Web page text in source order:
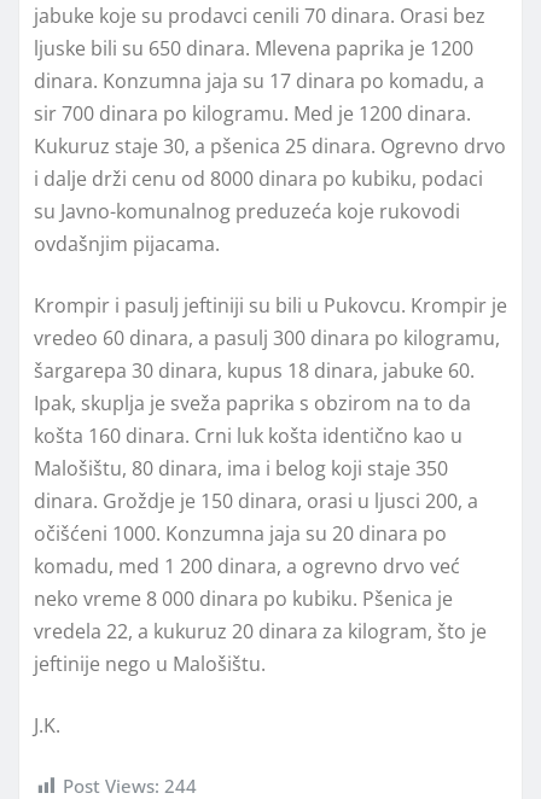
jabuke koje su prodavci cenili 70 dinara. Orasi bez
ljuske bili su 650 dinara. Mlevena paprika je 1200
dinara. Konzumna jaja su 17 dinara po komadu, a
sir 700 dinara po kilogramu. Med je 1200 dinara.
Kukuruz staje 30, a pšenica 25 dinara. Ogrevno drvo
i dalje drži cenu od 8000 dinara po kubiku, podaci
su Javno-komunalnog preduzeća koje rukovodi
ovdašnjim pijacama.
Krompir i pasulj jeftiniji su bili u Pukovcu. Krompir je
vredeo 60 dinara, a pasulj 300 dinara po kilogramu,
šargarepa 30 dinara, kupus 18 dinara, jabuke 60.
Ipak, skuplja je sveža paprika s obzirom na to da
košta 160 dinara. Crni luk košta identično kao u
Malošištu, 80 dinara, ima i belog koji staje 350
dinara. Groždje je 150 dinara, orasi u ljusci 200, a
očišćeni 1000. Konzumna jaja su 20 dinara po
komadu, med 1 200 dinara, a ogrevno drvo već
neko vreme 8 000 dinara po kubiku. Pšenica je
vredela 22, a kukuruz 20 dinara za kilogram, što je
jeftinije nego u Malošištu.
J.K.
Post Views: 244